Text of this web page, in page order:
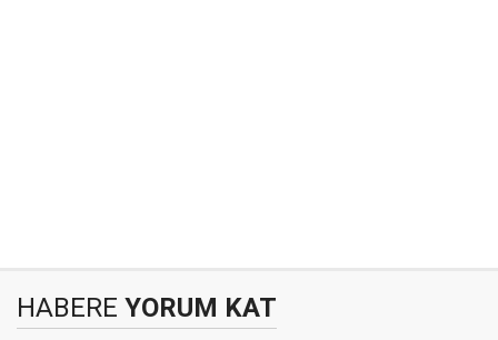
HABERE YORUM KAT